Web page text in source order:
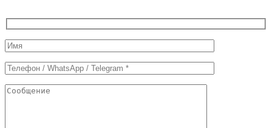
Служебные
поля
формы